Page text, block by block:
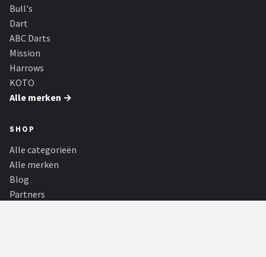
Bull's
Dart
ABC Darts
Mission
Harrows
KOTO
Alle merken →
SHOP
Alle categorieën
Alle merken
Blog
Partners